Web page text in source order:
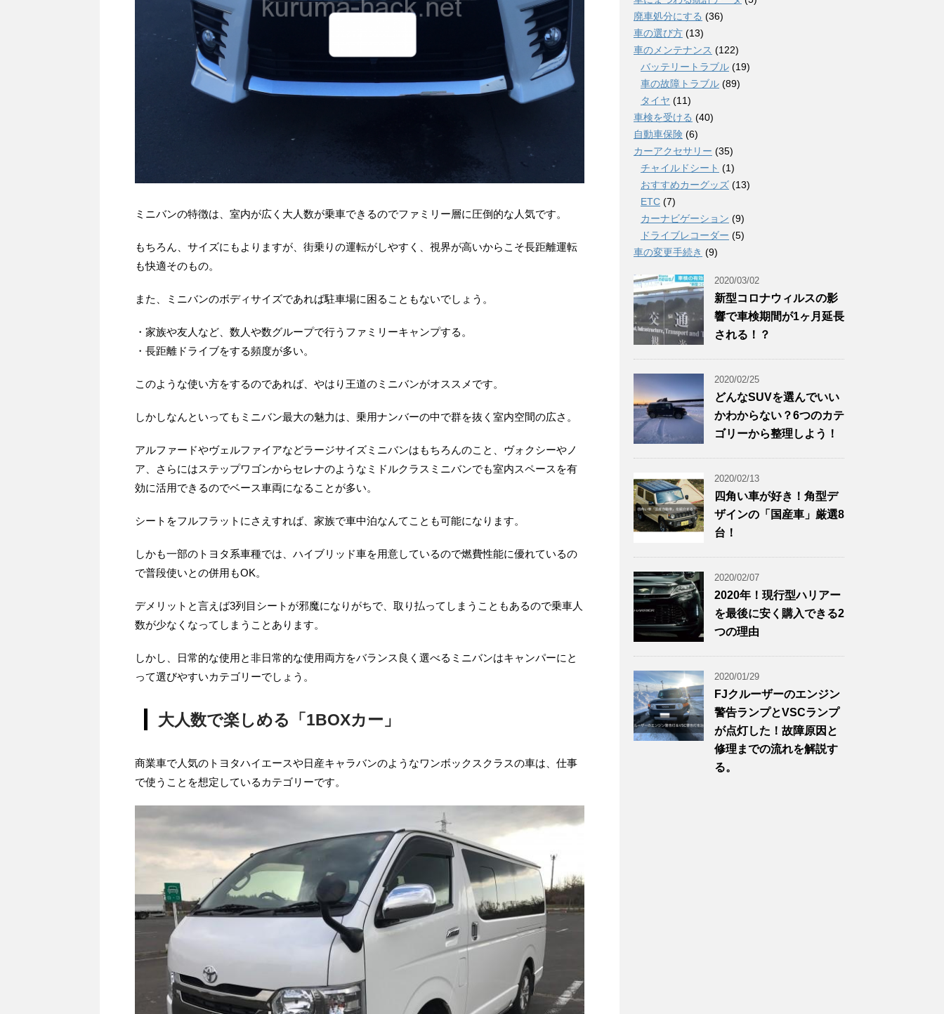
ミニバンの特徴は、室内が広く大人数が乗車できるのでファミリー層に圧倒的な人気です。
もちろん、サイズにもよりますが、街乗りの運転がしやすく、視界が高いからこそ長距離運転
も快適そのもの。
また、ミニバンのボディサイズであれば駐車場に困ることもないでしょう。
・家族や友人など、数人や数グループで行うファミリーキャンプする。
・長距離ドライブをする頻度が多い。
このような使い方をするのであれば、やはり王道のミニバンがオススメです。
しかしなんといってもミニバン最大の魅力は、乗用ナンバーの中で群を抜く室内空間の広さ。
アルファードやヴェルファイアなどラージサイズミニバンはもちろんのこと、ヴォクシーやノ
ア、さらにはステップワゴンからセレナのようなミドルクラスミニバンでも室内スペースを有
効に活用できるのでベース車両になることが多い。
シートをフルフラットにさえすれば、家族で車中泊なんてことも可能になります。
しかも一部のトヨタ系車種では、ハイブリッド車を用意しているので燃費性能に優れているの
で普段使いとの併用もOK。
デメリットと言えば3列目シートが邪魔になりがちで、取り払ってしまうこともあるので乗車人
数が少なくなってしまうことあります。
しかし、日常的な使用と非日常的な使用両方をバランス良く選べるミニバンはキャンパーにと
って選びやすいカテゴリーでしょう。
大人数で楽しめる「1BOXカー」
商業車で人気のトヨタハイエースや日産キャラバンのようなワンボックスクラスの車は、仕事
で使うことを想定しているカテゴリーです。
廃車処分にする (36)
車の選び方 (13)
車のメンテナンス (122)
バッテリートラブル (19)
車の故障トラブル (89)
タイヤ (11)
車検を受ける (40)
自動車保険 (6)
カーアクセサリー (35)
チャイルドシート (1)
おすすめカーグッズ (13)
ETC (7)
カーナビゲーション (9)
ドライブレコーダー (5)
車の変更手続き (9)
2020/03/02
新型コロナウィルスの影
響で車検期間が1ヶ月延長
される！？
2020/02/25
どんなSUVを選んでいい
かわからない？6つのカテ
ゴリーから整理しよう！
2020/02/13
四角い車が好き！角型デ
ザインの「国産車」厳選8
台！
2020/02/07
2020年！現行型ハリアー
を最後に安く購入できる2
つの理由
2020/01/29
FJクルーザーのエンジン
警告ランプとVSCランプ
が点灯した！故障原因と
修理までの流れを解説す
る。